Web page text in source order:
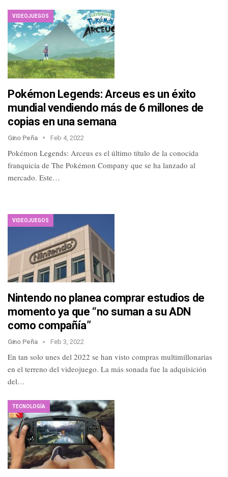
VIDEOJUEGOS
Pokémon Legends: Arceus es un éxito
mundial vendiendo más de 6 millones de
copias en una semana
Gino Peña Feb 4, 2022
Pokémon Legends: Arceus es el último título de la conocida
franquicia de The Pokémon Company que se ha lanzado al
mercado. Este…
VIDEOJUEGOS
Nintendo no planea comprar estudios de
momento ya que “no suman a su ADN
como compañía”
Gino Peña Feb 3, 2022
En tan solo unes del 2022 se han visto compras multimillonarias
en el terreno del videojuego. La más sonada fue la adquisición
del…
TECNOLOGÍA